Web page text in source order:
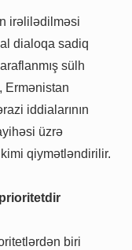
irəlilədilməsi
dialoqa sadiq
sülh
Ermənistan
iddialarının
üzrə
qiymətləndirilir.
prioritetdir
biri